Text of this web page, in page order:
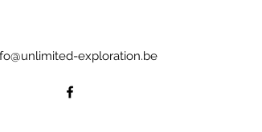
exploration.be